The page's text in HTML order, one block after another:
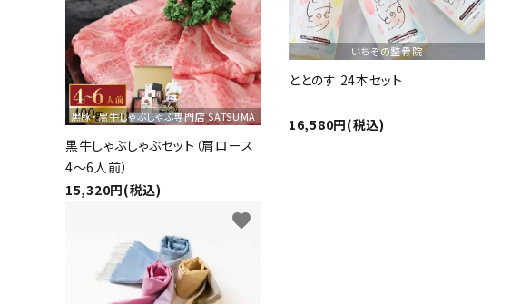
お問い合わせ
プライバシーポリシー
特定商取引法について
黒豚・黒牛しゃぶしゃぶ専門店 SATSUMA
黒牛しゃぶしゃぶセット（肩ロース
4～6人前）
15,320円(税込)
いちぞの整骨院
ととのす 24本セット
16,580円(税込)
favorite